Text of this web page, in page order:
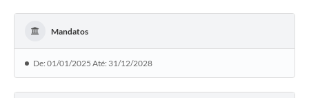
Mandatos
De: 01/01/2025 Até: 31/12/2028